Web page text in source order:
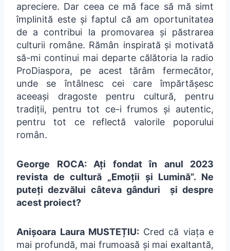
apreciere. Dar ceea ce mă face să mă simt
împlinită este și faptul că am oportunitatea
de a contribui la promovarea și păstrarea
culturii române. Rămân inspirată și motivată
să-mi continui mai departe călătoria la radio
ProDiaspora, pe acest tărâm fermecător,
unde se întâlnesc cei care împărtășesc
aceeași dragoste pentru cultură, pentru
tradiții, pentru tot ce-i frumos și autentic,
pentru tot ce reflectă valorile poporului
român.
George ROCA: Ați fondat în anul 2023
revista de cultură „Emoții și Lumină”. Ne
puteți dezvălui câteva gânduri și despre
acest proiect?
Anișoara Laura MUSTEȚIU: Cred că viața e
mai profundă, mai frumoasă și mai exaltantă,